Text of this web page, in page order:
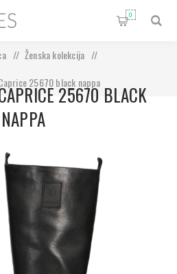
0
/ Ženska kolekcija
/
25670 black nappa
25670 BLACK
NAPPA